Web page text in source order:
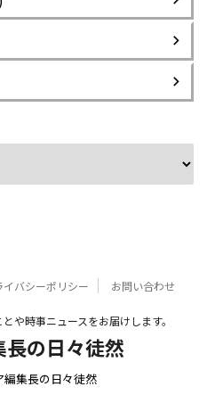
イバシーポリシー お問い合わせ
や時事ニュースをお届けします。
長の日々徒然
集長の日々徒然